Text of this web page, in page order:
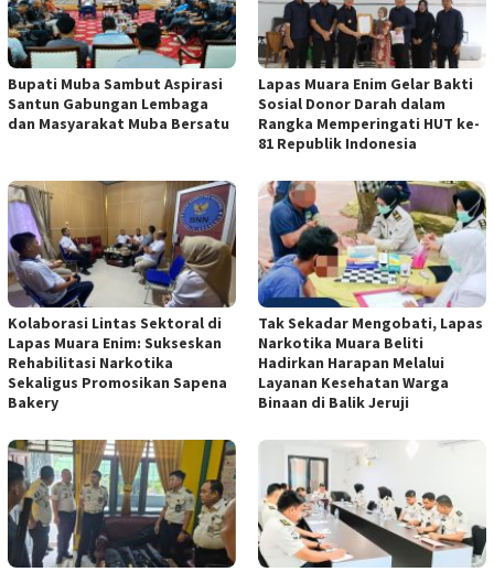
Bupati Muba Sambut Aspirasi
Santun Gabungan Lembaga
dan Masyarakat Muba Bersatu
Lapas Muara Enim Gelar Bakti
Sosial Donor Darah dalam
Rangka Memperingati HUT ke-
81 Republik Indonesia
Kolaborasi Lintas Sektoral di
Lapas Muara Enim: Sukseskan
Rehabilitasi Narkotika
Sekaligus Promosikan Sapena
Bakery
Tak Sekadar Mengobati, Lapas
Narkotika Muara Beliti
Hadirkan Harapan Melalui
Layanan Kesehatan Warga
Binaan di Balik Jeruji